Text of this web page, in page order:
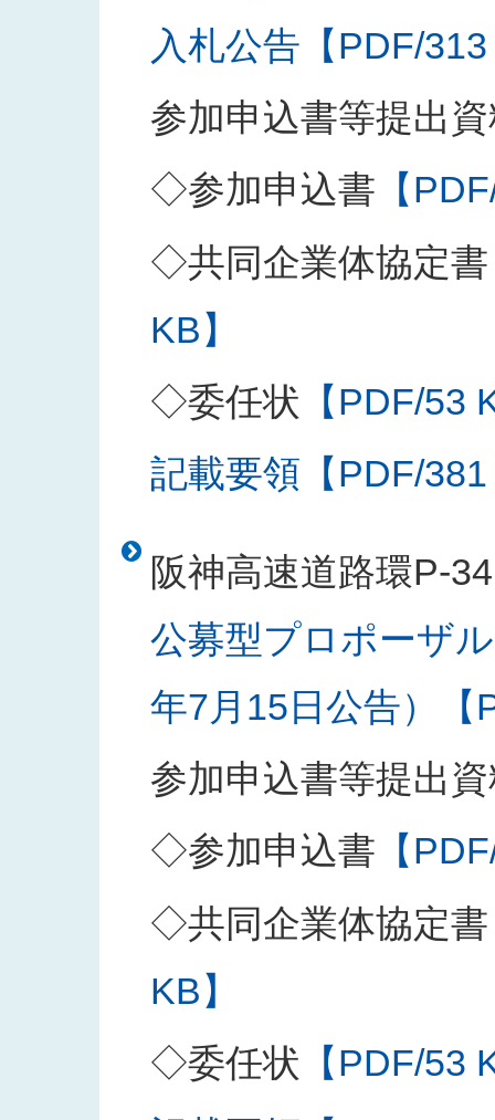
入札公告【PDF/
参加申込書等提出
◇参加申込書 【
◇共同企業体協定書
KB】
◇委任状 【PDF/53
記載要領【PDF/
阪神高速道路環P-
公募型プロポーザ
年7月15日公告）【
参加申込書等提出
◇参加申込書 【
◇共同企業体協定書
KB】
◇委任状 【PDF/53